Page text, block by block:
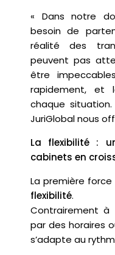
« Dans notre
besoin de
réalité des
peuvent pas
être
rapidement, et
chaque
JuriGlobal nous
La flexibilité :
cabinets en
La première
flexibilité.
Contrairement à
par des horaires
s’adapte au